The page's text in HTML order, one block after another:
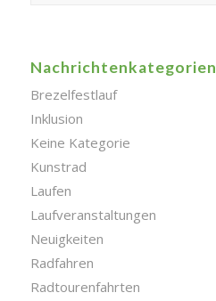
Nachrichtenkategorien
Brezelfestlauf
Inklusion
Keine Kategorie
Kunstrad
Laufen
Laufveranstaltungen
Neuigkeiten
Radfahren
Radtourenfahrten